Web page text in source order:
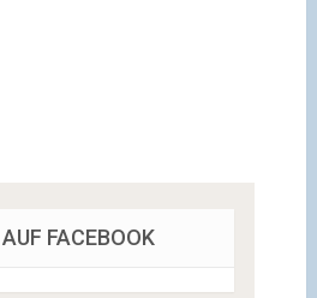
FACEBOOK